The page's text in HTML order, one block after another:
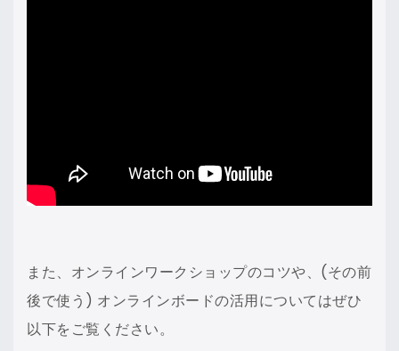
また、オンラインワークショップのコツや、(その前
後で使う) オンラインボードの活用についてはぜひ
以下をご覧ください。